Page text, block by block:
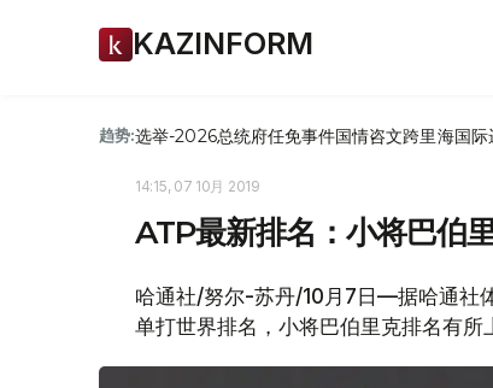
KAZINFORM
趋势:选举-2026总统府任免事件国情咨文跨里海国
14:15, 07 10月 2019
ATP最新排名：小将巴伯
哈通社/努尔-苏丹/10月7日—据哈通社
单打世界排名，小将巴伯里克排名有所